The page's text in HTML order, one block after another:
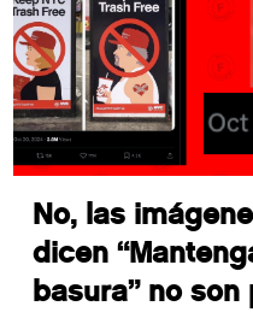
No, las
dicen
basura” no